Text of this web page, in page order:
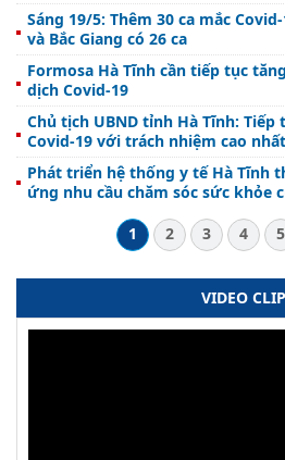
Sáng 19/5: Thêm 30 ca mắc
và Bắc Giang có 26 ca
Formosa Hà Tĩnh cần tiếp tục
dịch Covid-19
Chủ tịch UBND tỉnh Hà Tĩnh: Tiếp
Covid-19 với trách nhiệm cao nhất
Phát triển hệ thống y tế Hà Tĩnh
ứng nhu cầu chăm sóc sức khỏe
1
2 3 4 5
VIDEO CLIP